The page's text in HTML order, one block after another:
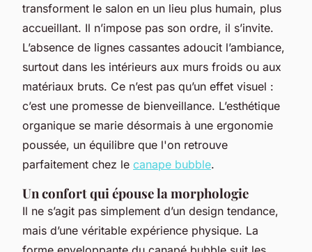
transforment le salon en un lieu plus humain, plus
accueillant. Il n’impose pas son ordre, il s’invite.
L’absence de lignes cassantes adoucit l’ambiance,
surtout dans les intérieurs aux murs froids ou aux
matériaux bruts. Ce n’est pas qu’un effet visuel :
c’est une promesse de bienveillance. L’esthétique
organique se marie désormais à une ergonomie
poussée, un équilibre que l'on retrouve
parfaitement chez le canape bubble.
Un confort qui épouse la morphologie
Il ne s’agit pas simplement d’un design tendance,
mais d’une véritable expérience physique. La